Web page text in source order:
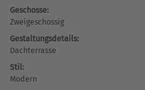
Geschosse:
Zweigeschossig
Gestaltungsdetails:
Dachterrasse
Stil:
Modern